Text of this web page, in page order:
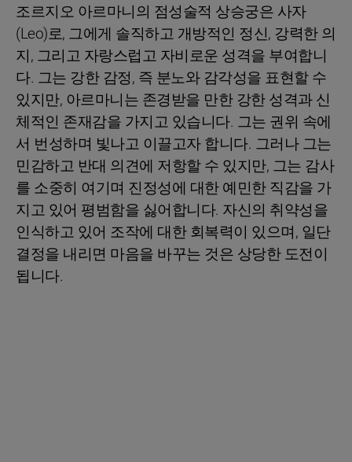
조르지오 아르마니의 점성술적 상승궁은 사자
(Leo)로, 그에게 솔직하고 개방적인 정신, 강력한 의
지, 그리고 자랑스럽고 자비로운 성격을 부여합니
다. 그는 강한 감정, 즉 분노와 감각성을 표현할 수
있지만, 아르마니는 존경받을 만한 강한 성격과 신
체적인 존재감을 가지고 있습니다. 그는 권위 속에
서 번성하며 빛나고 이끌고자 합니다. 그러나 그는
민감하고 반대 의견에 저항할 수 있지만, 그는 감사
를 소중히 여기며 진정성에 대한 예민한 직감을 가
지고 있어 평범함을 싫어합니다. 자신의 취약성을
인식하고 있어 조작에 대한 회복력이 있으며, 일단
결정을 내리면 마음을 바꾸는 것은 상당한 도전이
됩니다.